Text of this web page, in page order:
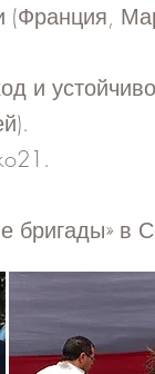
(Франция,
и
бригады» в